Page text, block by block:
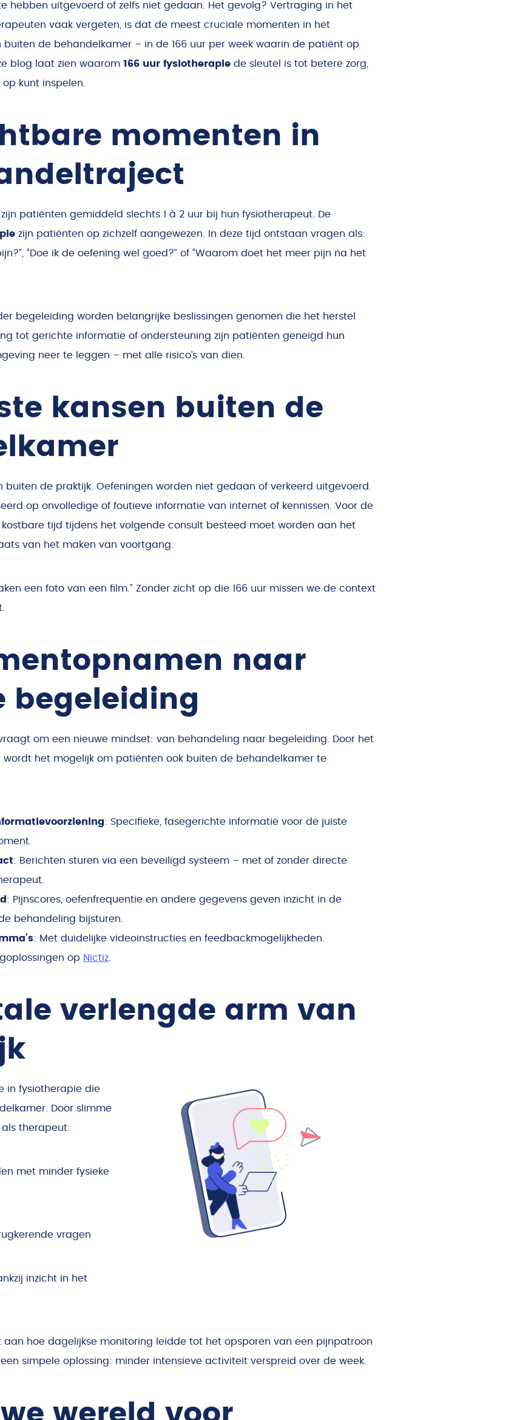
hebben uitgevoerd of zelfs niet gedaan. Het gevolg? Vertraging in het
vaak vergeten, is dat de meest cruciale momenten in het
buiten de behandelkamer – in de 166 uur per week waarin de patiënt op
blog laat zien waarom 166 uur fysiotherapie de sleutel is tot betere zorg,
kunt inspelen.
momenten in
patiënten gemiddeld slechts 1 à 2 uur bij hun fysiotherapeut. De
zijn patiënten op zichzelf aangewezen. In deze tijd ontstaan vragen als:
“Doe ik de oefening wel goed?” of “Waarom doet het meer pijn na het
begeleiding worden belangrijke beslissingen genomen die het herstel
tot gerichte informatie of ondersteuning zijn patiënten geneigd hun
neer te leggen – met alle risico’s van dien.
kansen buiten de
de praktijk. Oefeningen worden niet gedaan of verkeerd uitgevoerd.
op onvolledige of foutieve informatie van internet of kennissen. Voor de
tijd tijdens het volgende consult besteed moet worden aan het
van het maken van voortgang.
een foto van een film.” Zonder zicht op die 166 uur missen we de context
naar
begeleiding
om een nieuwe mindset: van behandeling naar begeleiding. Door het
het mogelijk om patiënten ook buiten de behandelkamer te
: Specifieke, fasegerichte informatie voor de juiste
: Berichten sturen via een beveiligd systeem – met of zonder directe
: Pijnscores, oefenfrequentie en andere gegevens geven inzicht in de
behandeling bijsturen.
: Met duidelijke videoinstructies en feedbackmogelijkheden.
op Nictiz
verlengde arm van
in fysiotherapie die
Door slimme
therapeut:
met minder fysieke
vragen
inzicht in het
aan hoe dagelijkse monitoring leidde tot het opsporen van een pijnpatroon
simpele oplossing: minder intensieve activiteit verspreid over de week.